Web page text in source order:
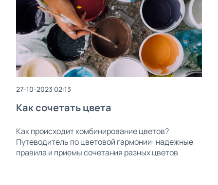
27-10-2023 02:13
Как сочетать цвета
Как происходит комбинирование цветов?
Путеводитель по цветовой гармонии: надежные
правила и приемы сочетания разных цветов